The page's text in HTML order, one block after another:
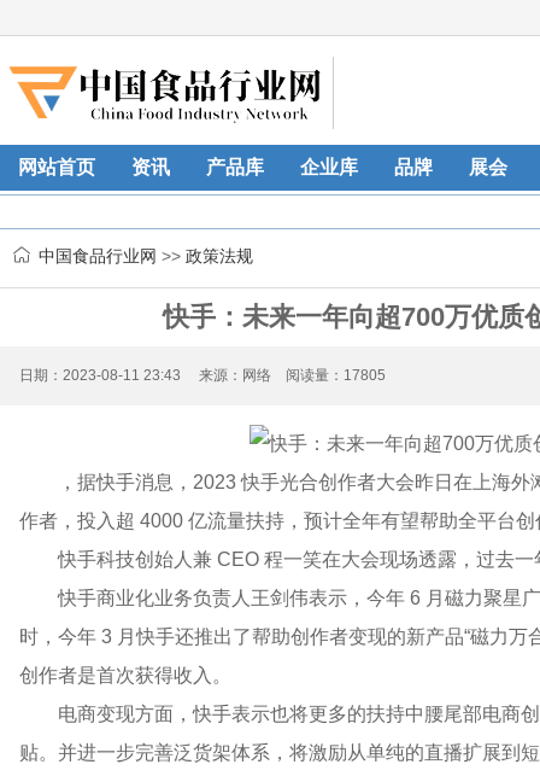
网站首页 资讯 产品库 企业库 品牌 展会
中国食品行业网 >> 政策法规
快手：未来一年向超700万优质
日期：2023-08-11 23:43 来源：网络 阅读量：17805
，据快手消息，2023 快手光合创作者大会昨日在上海
作者，投入超 4000 亿流量扶持，预计全年有望帮助全平台
快手科技创始人兼 CEO 程一笑在大会现场透露，过去
快手商业化业务负责人王剑伟表示，今年 6 月磁力聚星
时，今年 3 月快手还推出了帮助创作者变现的新产品“磁力
创作者是首次获得收入。
电商变现方面，快手表示也将更多的扶持中腰尾部电商
贴。并进一步完善泛货架体系，将激励从单纯的直播扩展到